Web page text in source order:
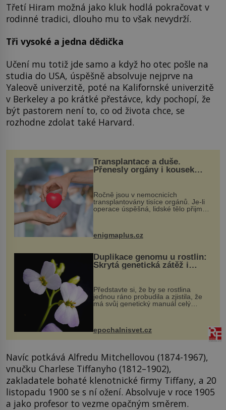
Třetí Hiram možná jako kluk hodlá pokračovat v
rodinné tradici, dlouho mu to však nevydrží.
Tři vysoké a jedna dědička
Učení mu totiž jde samo a když ho otec pošle na
studia do USA, úspěšně absolvuje nejprve na
Yaleově univerzitě, poté na Kalifornské univerzitě
v Berkeley a po krátké přestávce, kdy pochopí, že
být pastorem není to, co od života chce, se
rozhodne zdolat také Harvard.
Transplantace a duše.
Přenesly orgány i kousek
Ročně jsou v nemocnicích
transplantovány tisíce orgánů. Je-li
operace úspěšná, lidské tělo přijme
enigmaplus.cz
Duplikace genomu u rostlin:
Skrytá genetická zátěž i
Představte si, že by se rostlina
jednou ráno probudila a zjistila, že
má svůj genetický manuál celý
vstupenka...
epochalnisvet.cz
Navíc potkává Alfredu Mitchellovou (1874-1967),
vnučku Charlese Tiffanyho (1812–1902),
zakladatele bohaté klenotnické firmy Tiffany, a 20
listopadu 1900 se s ní ožení. Absolvuje v roce 1905
a jako profesor to vezme opačným směrem.